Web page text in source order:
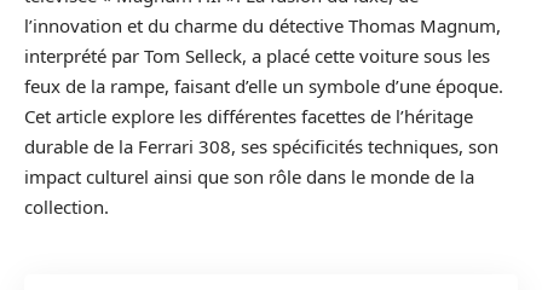
l’innovation et du charme du détective Thomas Magnum,
interprété par Tom Selleck, a placé cette voiture sous les
feux de la rampe, faisant d’elle un symbole d’une époque.
Cet article explore les différentes facettes de l’héritage
durable de la Ferrari 308, ses spécificités techniques, son
impact culturel ainsi que son rôle dans le monde de la
collection.